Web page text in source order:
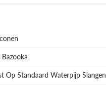
Bazooka
Op Standaard Waterpijp Slangen